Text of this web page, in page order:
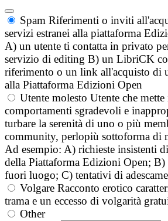
Spam Riferimenti o inviti
servizi estranei alla piattaforma
A) un utente ti contatta in privato
servizio di editing B) un LibriCK
riferimento o un link all'acquisto di
alla Piattaforma Edizioni Open
Utente molesto Utente che mette
comportamenti sgradevoli e
turbare la serenità di uno o più
community, perlopiù sottoforma di
Ad esempio: A) richieste insistenti
della Piattaforma Edizioni Open; B)
fuori luogo; C) tentativi di
Volgare Racconto erotico
trama e un eccesso di volgarità
Other